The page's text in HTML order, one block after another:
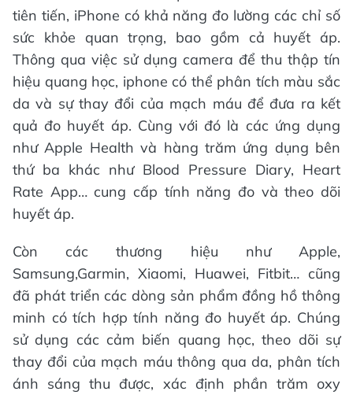
tiên tiến, iPhone có khả năng đo lường các chỉ số
sức khỏe quan trọng, bao gồm cả huyết áp.
Thông qua việc sử dụng camera để thu thập tín
hiệu quang học, iphone có thể phân tích màu sắc
da và sự thay đổi của mạch máu để đưa ra kết
quả đo huyết áp. Cùng với đó là các ứng dụng
như Apple Health và hàng trăm ứng dụng bên
thứ ba khác như Blood Pressure Diary, Heart
Rate App… cung cấp tính năng đo và theo dõi
huyết áp.
Còn các thương hiệu như Apple,
Samsung,Garmin, Xiaomi, Huawei, Fitbit… cũng
đã phát triển các dòng sản phẩm đồng hồ thông
minh có tích hợp tính năng đo huyết áp. Chúng
sử dụng các cảm biến quang học, theo dõi sự
thay đổi của mạch máu thông qua da, phân tích
ánh sáng thu được, xác định phần trăm oxy